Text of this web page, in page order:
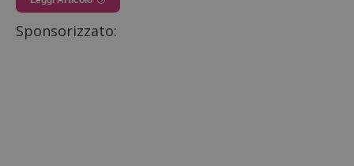
Sponsorizzato: